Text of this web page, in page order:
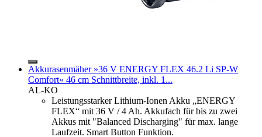
Akkurasenmäher »36 V ENERGY FLEX 46.2 Li SP-W
Comfort« 46 cm Schnittbreite, inkl. 1...
AL-KO
Leistungsstarker Lithium-Ionen Akku „ENERGY
FLEX“ mit 36 V / 4 Ah. Akkufach für bis zu zwei
Akkus mit "Balanced Discharging" für max. lange
Laufzeit. Smart Button Funktion.